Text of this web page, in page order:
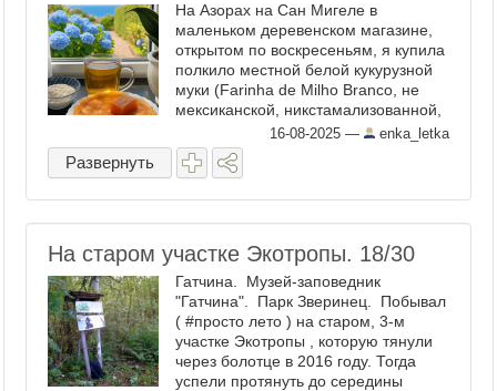
На Азорах на Сан Мигеле в
маленьком деревенском магазине,
открытом по воскресеньям, я купила
полкило местной белой кукурузной
муки (Farinha de Milho Branco, не
мексиканской, никстамализованной,
а обычной. Купила я ее для
экспериментов, а также на случай,
если у нас кончится весь ...
16-08-2025 — enka_letka
Развернуть
На старом участке Экотропы. 18/30
Гатчина. Музей-заповедник
"Гатчина". Парк Зверинец. Побывал
( #просто лето ) на старом, 3-м
участке Экотропы , которую тянули
через болотце в 2016 году. Тогда
успели протянуть до середины